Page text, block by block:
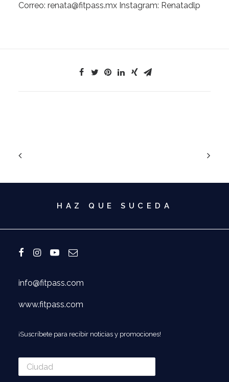
Correo: renata@fitpass.mx Instagram: Renatadlp
HAZ QUE SUCEDA
info@fitpass.com
www.fitpass.com
¡Suscríbete para recibir noticias y promociones!